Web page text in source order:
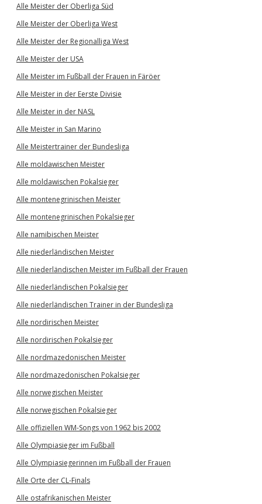
Alle Meister der Oberliga Süd
Alle Meister der Oberliga West
Alle Meister der Regionalliga West
Alle Meister der USA
Alle Meister im Fußball der Frauen in Färöer
Alle Meister in der Eerste Divisie
Alle Meister in der NASL
Alle Meister in San Marino
Alle Meistertrainer der Bundesliga
Alle moldawischen Meister
Alle moldawischen Pokalsieger
Alle montenegrinischen Meister
Alle montenegrinischen Pokalsieger
Alle namibischen Meister
Alle niederländischen Meister
Alle niederländischen Meister im Fußball der Frauen
Alle niederländischen Pokalsieger
Alle niederländischen Trainer in der Bundesliga
Alle nordirischen Meister
Alle nordirischen Pokalsieger
Alle nordmazedonischen Meister
Alle nordmazedonischen Pokalsieger
Alle norwegischen Meister
Alle norwegischen Pokalsieger
Alle offiziellen WM-Songs von 1962 bis 2002
Alle Olympiasieger im Fußball
Alle Olympiasiegerinnen im Fußball der Frauen
Alle Orte der CL-Finals
Alle ostafrikanischen Meister